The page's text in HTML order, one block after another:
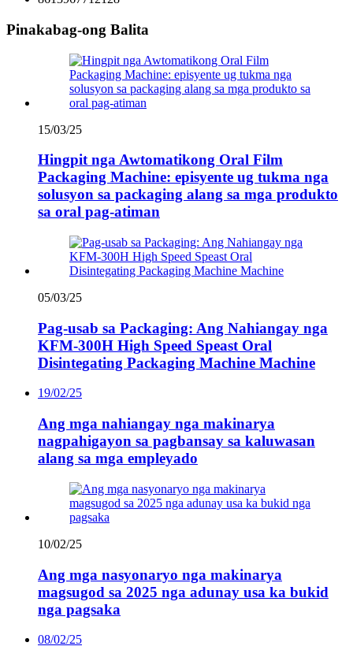
Pinakabag-ong Balita
15/03/25
Hingpit nga Awtomatikong Oral Film
Packaging Machine: episyente ug tukma nga
solusyon sa packaging alang sa mga produkto
sa oral pag-atiman
05/03/25
Pag-usab sa Packaging: Ang Nahiangay nga
KFM-300H High Speed ​​Speast Oral
Disintegating Packaging Machine Machine
19/02/25
Ang mga nahiangay nga makinarya
nagpahigayon sa pagbansay sa kaluwasan
alang sa mga empleyado
10/02/25
Ang mga nasyonaryo nga makinarya
magsugod sa 2025 nga adunay usa ka bukid
nga pagsaka
08/02/25